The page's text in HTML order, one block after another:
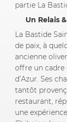
partie La
Un Relais
La Bastide
de paix, à
ancienne
offre un cadre
d’Azur. Ses
tantôt
restaurant,
une